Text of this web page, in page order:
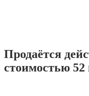
Продаётся
стоимостью 52